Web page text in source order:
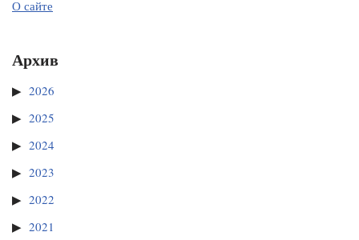
О сайте
Архив
2026
2025
2024
2023
2022
2021